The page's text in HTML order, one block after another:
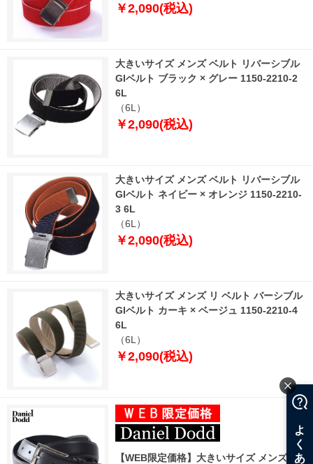
￥2,090(税込)
大きいサイズ メンズ ベルト リバーシブル
GIベルト ブラック × グレー 1150-2210-2
6L
（6L）
￥2,090(税込)
大きいサイズ メンズ ベルト リバーシブル
GIベルト ネイビー × オレンジ 1150-2210-
3 6L
（6L）
￥2,090(税込)
大きいサイズ メンズ リ ベルト バーシブル
GIベルト カーキ × ベージュ 1150-2210-4
6L
（6L）
￥2,090(税込)
【WEB限定価格】大きいサイズ メンズ